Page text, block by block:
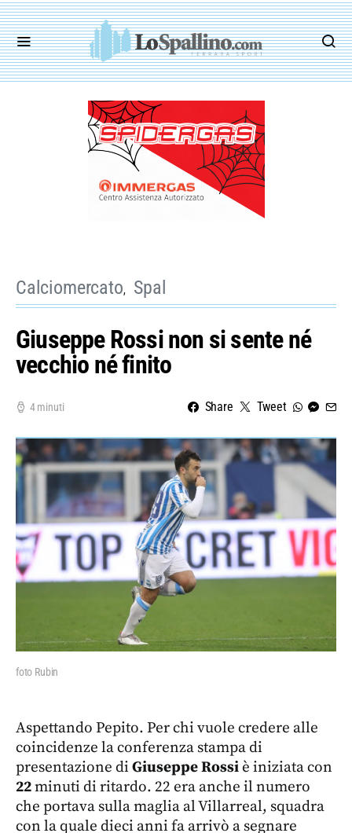
Calciomercato Spal
Giuseppe Rossi non si sente né
vecchio né finito
4 minuti Share Tweet
foto Rubin
Aspettando Pepito. Per chi vuole credere alle
coincidenze la conferenza stampa di
presentazione di Giuseppe Rossiè iniziata con
22minuti di ritardo. 22 era anche il numero
che portava sulla maglia al Villarreal, squadra
con la quale dieci anni fa arrivò a segnare